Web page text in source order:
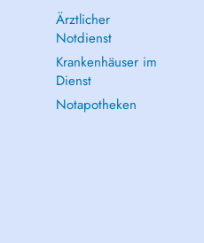
Ärztlicher
Notdienst
Krankenhäuser im
Dienst
Notapotheken